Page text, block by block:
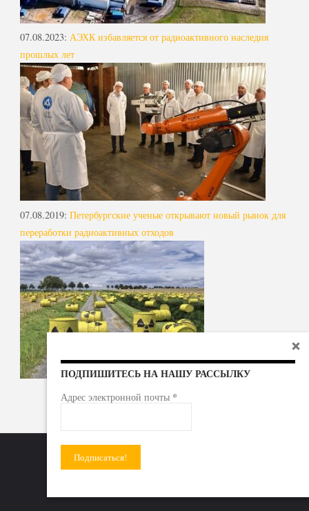
07.08.2023: АЭХК избавляется от радиоактивного наследия
прошлых лет
07.08.2019: Петербургские ученые открывают новый рынок для
переработки радиоактивных отходов
ПОДПИШИТЕСЬ НА НАШУ РАССЫЛКУ
Адрес электронной почты *